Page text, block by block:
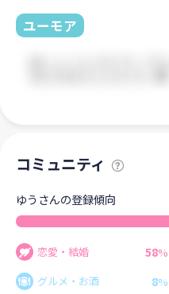
ユーモア
コミュニティ
ゆうさんの登録傾向
恋愛・結婚 58%
グルメ・お酒
8%